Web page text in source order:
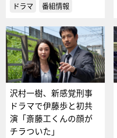
ドラマ 番組情報
沢村一樹、新感覚刑事
ドラマで伊藤歩と初共
演「斎藤工くんの顔が
チラついた」